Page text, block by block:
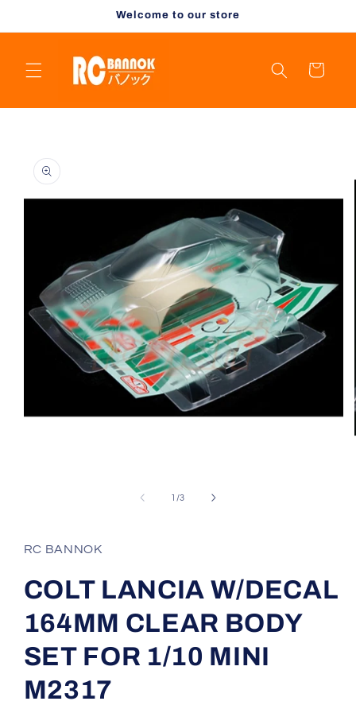
Welcome to our store
Cart
product
information
1 /of
3
RC BANNOK
COLT LANCIA W/DECAL
164MM CLEAR BODY
SET FOR 1/10 MINI
M2317